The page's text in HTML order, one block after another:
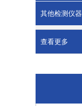
其他检测仪器
查看更多